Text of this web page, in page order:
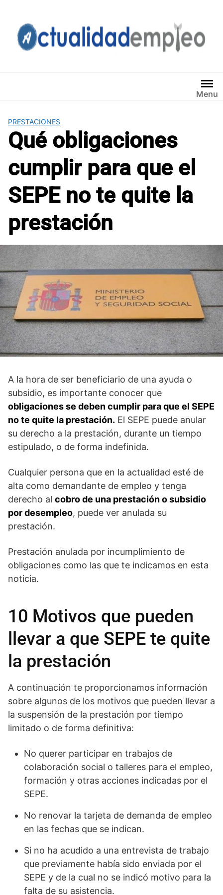
contenido
Menu
PRESTACIONES
Qué obligaciones
cumplir para que el
SEPE no te quite la
prestación
A la hora de ser beneficiario de una ayuda o
subsidio, es importante conocer que
obligaciones se deben cumplir para que el SEPE
no te quite la prestación. El SEPE puede anular
su derecho a la prestación, durante un tiempo
estipulado, o de forma indefinida.
Cualquier persona que en la actualidad esté de
alta como demandante de empleo y tenga
derecho al cobro de una prestación o subsidio
por desempleo, puede ver anulada su
prestación.
Prestación anulada por incumplimiento de
obligaciones como las que te indicamos en esta
noticia.
10 Motivos que pueden
llevar a que SEPE te quite
la prestación
A continuación te proporcionamos información
sobre algunos de los motivos que pueden llevar a
la suspensión de la prestación por tiempo
limitado o de forma definitiva:
No querer participar en trabajos de
colaboración social o talleres para el empleo,
formación y otras acciones indicadas por el
SEPE.
No renovar la tarjeta de demanda de empleo
en las fechas que se indican.
Si no ha acudido a una entrevista de trabajo
que previamente había sido enviada por el
SEPE y de la cual no se indicó motivo para la
falta de su asistencia.